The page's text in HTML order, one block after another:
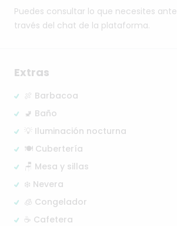
Puedes consultar lo que necesites
través del chat de la plataforma.
Extras
🍖 Barbacoa
🚽 Baño
💡 Iluminación nocturna
🍽️ Cubertería
🪑 Mesa y sillas
❄️ Nevera
🧊 Congelador
☕ Cafetera